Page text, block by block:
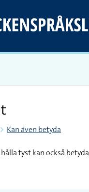
Kan även betyda
tyst kan också betyda